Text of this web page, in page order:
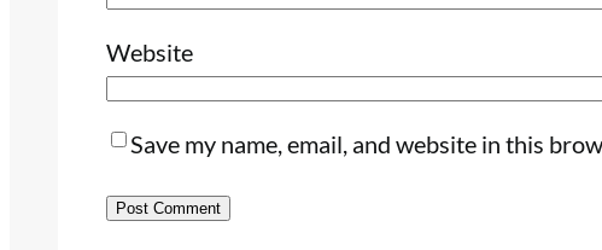
Website
Save my name, email, and website in this